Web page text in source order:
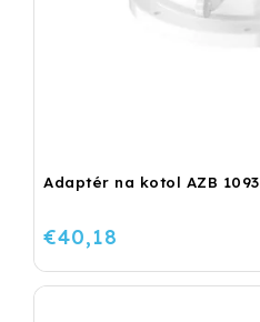
Adaptér na kotol AZB 1093
€40,18